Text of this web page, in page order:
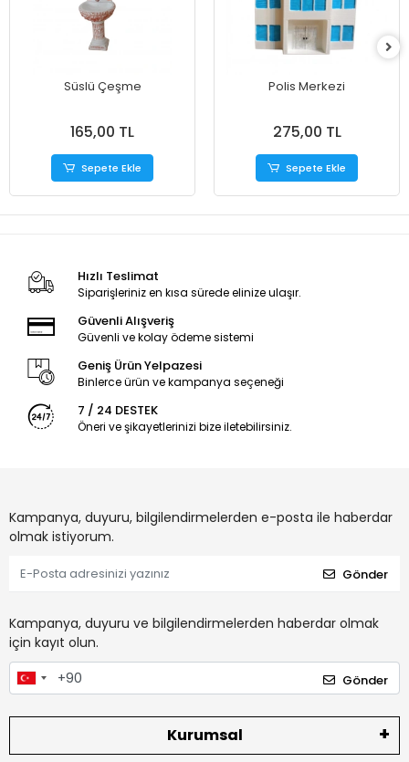
Süslü Çeşme
165,00 TL
Sepete Ekle
Polis Merkezi
275,00 TL
Sepete Ekle
Hızlı Teslimat
Siparişleriniz en kısa sürede elinize ulaşır.
Güvenli Alışveriş
Güvenli ve kolay ödeme sistemi
Geniş Ürün Yelpazesi
Binlerce ürün ve kampanya seçeneği
7 / 24 DESTEK
Öneri ve şikayetlerinizi bize iletebilirsiniz.
Kampanya, duyuru, bilgilendirmelerden e-posta ile haberdar
olmak istiyorum.
Gönder
Kampanya, duyuru ve bilgilendirmelerden haberdar olmak
için kayıt olun.
Gönder
Kurumsal